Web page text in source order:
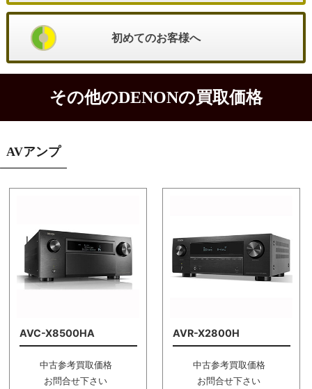
初めてのお客様へ
その他のDENONの買取価格
AVアンプ
AVC-X8500HA
中古参考買取価格
お問合せ下さい
AVR-X2800H
中古参考買取価格
お問合せ下さい